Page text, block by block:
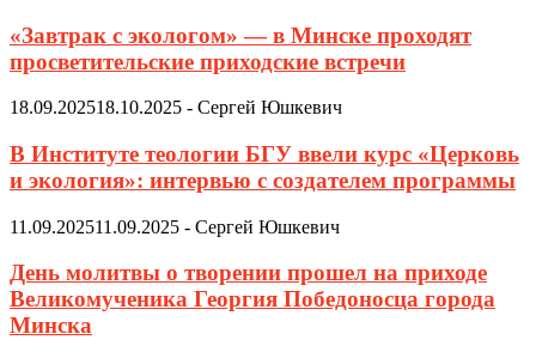
«Завтрак с экологом» — в Минске проходят
просветительские приходские встречи
18.09.202518.10.2025 - Сергей Юшкевич
В Институте теологии БГУ ввели курс «Церковь
и экология»: интервью с создателем программы
11.09.202511.09.2025 - Сергей Юшкевич
День молитвы о творении прошел на приходе
Великомученика Георгия Победоносца города
Минска